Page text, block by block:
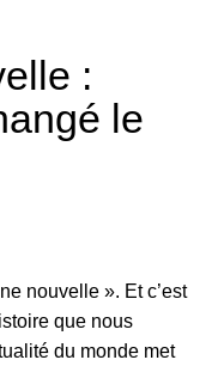
:
le
nouvelle ». Et c’est
que nous
du monde met